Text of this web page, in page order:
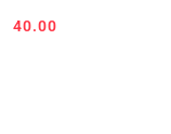
Cena:
40.00